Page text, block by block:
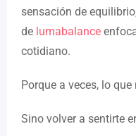
sensación de
de lumabalance
cotidiano.
Porque a veces, lo
Sino volver a sentirte